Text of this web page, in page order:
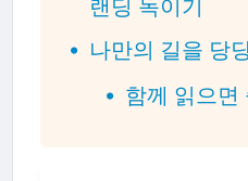
랜딩 녹이기
나만의 길을 당
함께 읽으면